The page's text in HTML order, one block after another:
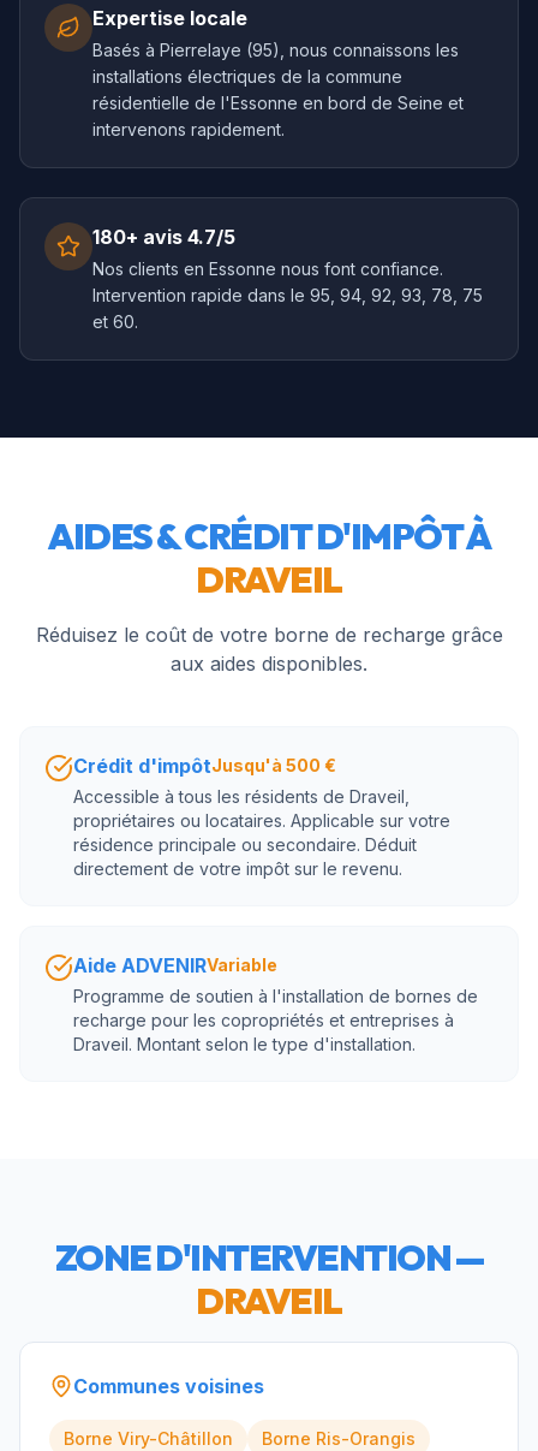
Expertise locale
Basés à Pierrelaye (95), nous connaissons les
installations électriques de la commune
résidentielle de l'Essonne en bord de Seine et
intervenons rapidement.
180+ avis 4.7/5
Nos clients en Essonne nous font confiance.
Intervention rapide dans le 95, 94, 92, 93, 78, 75
et 60.
AIDES & CRÉDIT D'IMPÔT À
DRAVEIL
Réduisez le coût de votre borne de recharge grâce
aux aides disponibles.
Crédit d'impôtJusqu'à 500 €
Accessible à tous les résidents de Draveil,
propriétaires ou locataires. Applicable sur votre
résidence principale ou secondaire. Déduit
directement de votre impôt sur le revenu.
Aide ADVENIRVariable
Programme de soutien à l'installation de bornes de
recharge pour les copropriétés et entreprises à
Draveil. Montant selon le type d'installation.
ZONE D'INTERVENTION —
DRAVEIL
Communes voisines
Borne Viry-Châtillon Borne Ris-Orangis